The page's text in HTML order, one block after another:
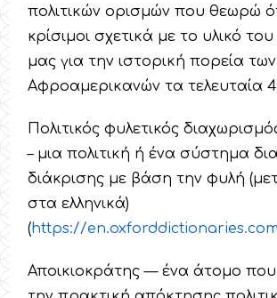
πολιτικών ορισμών που θεωρώ
κρίσιμοι σχετικά με το υλικό
μας για την ιστορική πορεία των
Αφροαμερικανών τα τελευταία
Πολιτικός φυλετικός
– μια πολιτική ή ένα σύστημα
διάκρισης με βάση την φυλή
στα ελληνικά)
(https://en.oxforddictionaries.
Αποικιοκράτης — ένα άτομο που